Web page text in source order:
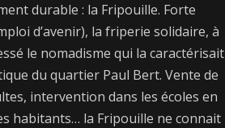
durable : la Fripouille. Forte
d’avenir), la friperie solidaire, à
le nomadisme qui la caractérisait
du quartier Paul Bert. Vente de
intervention dans les écoles en
habitants… la Fripouille ne connait